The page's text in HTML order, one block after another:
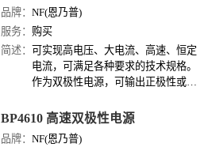
响应时间，和创新设计的速度切换模
式可让电压或电流的上升波形高速且
无过冲，上升时间最快可达150us。
品牌：NF(恩乃普)
服务： 购买
简述：可实现高电压、大电流、高速、恒定
电流，可满足各种要求的技术规格。
作为双极性电源，可输出正极性或负
应校正功能
BP4610 高速双极性电源
品牌：NF(恩乃普)